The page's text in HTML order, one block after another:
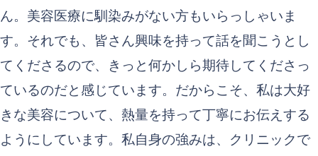
ん。美容医療に馴染みがない方もいらっしゃいま
す。それでも、皆さん興味を持って話を聞こうとし
てくださるので、きっと何かしら期待してくださっ
ているのだと感じています。だからこそ、私は大好
きな美容について、熱量を持って丁寧にお伝えする
ようにしています。私自身の強みは、クリニックで